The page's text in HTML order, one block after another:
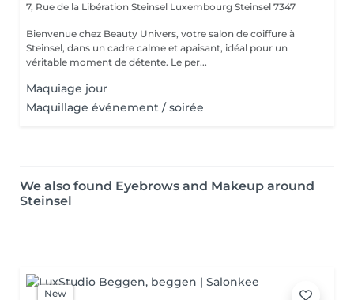
7, Rue de la Libération Steinsel Luxembourg Steinsel 7347
Bienvenue chez Beauty Univers, votre salon de coiffure à
Steinsel, dans un cadre calme et apaisant, idéal pour un
véritable moment de détente. Le per...
Maquiage jour
Maquillage événement / soirée
We also found Eyebrows and Makeup around
Steinsel
New